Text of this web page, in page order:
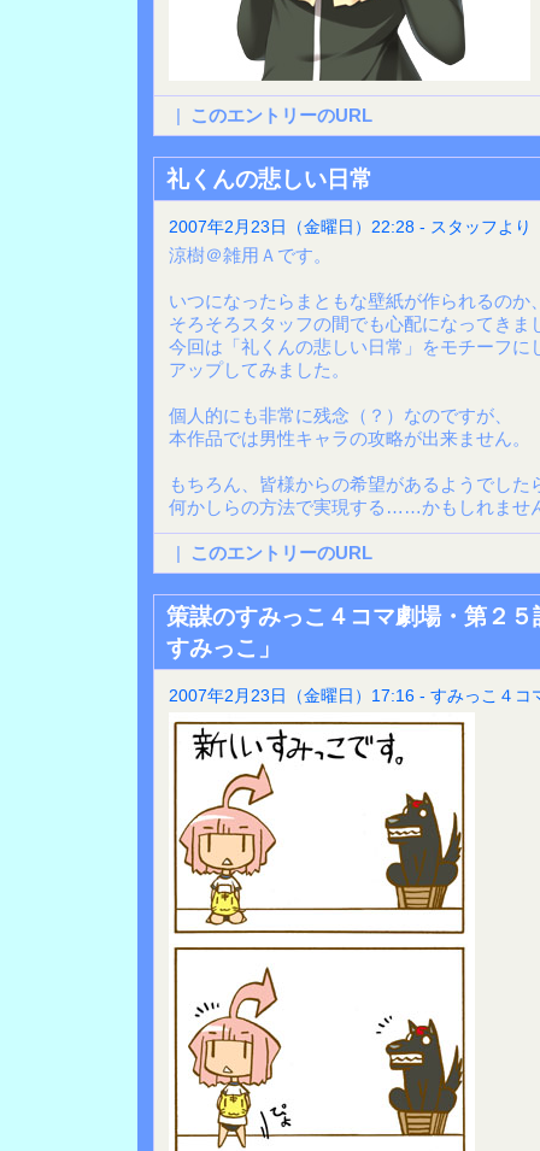
| このエントリーのURL
礼くんの悲しい日常
2007年2月23日（金曜日）22:28 - スタッフより
涼樹＠雑用Ａです。
いつになったらまともな壁紙が作られるのか
そろそろスタッフの間でも心配になってきま
今回は「礼くんの悲しい日常」をモチーフに
アップしてみました。
個人的にも非常に残念（？）なのですが、
本作品では男性キャラの攻略が出来ません。
もちろん、皆様からの希望があるようでした
何かしらの方法で実現する……かもしれませ
| このエントリーのURL
策謀のすみっこ４コマ劇場・第２
すみっこ」
2007年2月23日（金曜日）17:16 - すみっこ４コ